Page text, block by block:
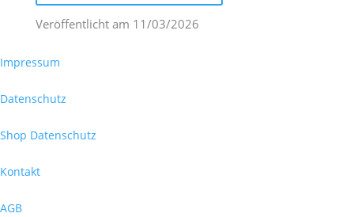
Veröffentlicht am 11/03/2026
Impressum
Datenschutz
Shop Datenschutz
Kontakt
AGB